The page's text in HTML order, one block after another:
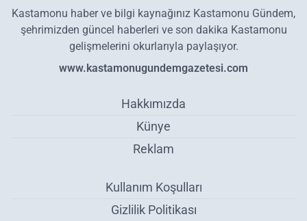
Kastamonu haber ve bilgi kaynağınız Kastamonu Gündem,
şehrimizden güncel haberleri ve son dakika Kastamonu
gelişmelerini okurlarıyla paylaşıyor.
www.kastamonugundemgazetesi.com
Hakkımızda
Künye
Reklam
Kullanım Koşulları
Gizlilik Politikası